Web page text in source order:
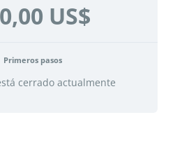
US$
Primeros pasos
cerrado actualmente